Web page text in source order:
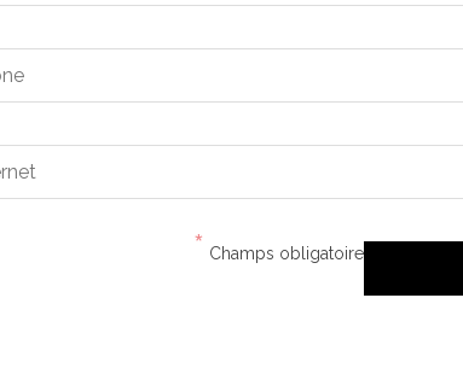
* Champs obligatoire